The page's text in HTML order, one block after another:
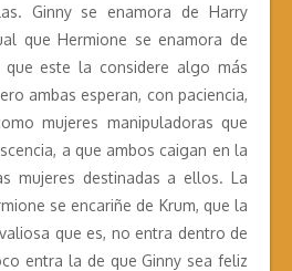
Ginny se enamora de Harry
que Hermione se enamora de
este la considere algo más
ambas esperan, con paciencia,
mujeres manipuladoras que
a que ambos caigan en la
mujeres destinadas a ellos. La
se encariñe de Krum, que la
que es, no entra dentro de
entra la de que Ginny sea feliz